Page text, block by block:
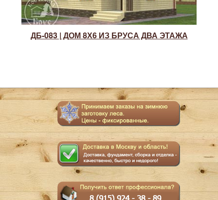
ДБ-083 | ДОМ 8Х6 ИЗ БРУСА ДВА ЭТАЖА